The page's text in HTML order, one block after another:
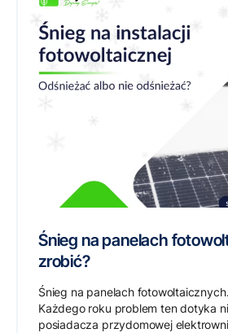
Śnieg na panelach
zrobić?
Śnieg na panelach
Każdego roku problem ten dotyka
posiadacza przydomowej